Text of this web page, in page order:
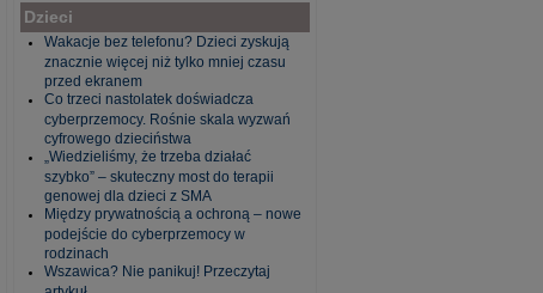
Dzieci
Wakacje bez telefonu? Dzieci zyskują
znacznie więcej niż tylko mniej czasu
przed ekranem
Co trzeci nastolatek doświadcza
cyberprzemocy. Rośnie skala wyzwań
cyfrowego dzieciństwa
„Wiedzieliśmy, że trzeba działać
szybko” – skuteczny most do terapii
genowej dla dzieci z SMA
Między prywatnością a ochroną – nowe
podejście do cyberprzemocy w
rodzinach
Wszawica? Nie panikuj! Przeczytaj